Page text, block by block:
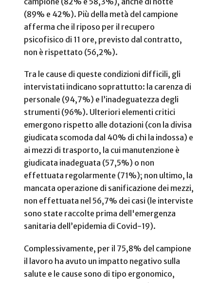
(89% e 42%). Più della metà del campione
afferma che il riposo per il recupero
psicofisico di 11 ore, previsto dal contratto,
non è rispettato (56,2%).
Tra le cause di queste condizioni difficili, gli
intervistati indicano soprattutto: la carenza di
personale (94,7%) e l’inadeguatezza degli
strumenti (96%). Ulteriori elementi critici
emergono rispetto alle dotazioni (con la divisa
giudicata scomoda dal 40% di chi la indossa) e
ai mezzi di trasporto, la cui manutenzione è
giudicata inadeguata (57,5%) o non
effettuata regolarmente (71%); non ultimo, la
mancata operazione di sanificazione dei mezzi,
non effettuata nel 56,7% dei casi (le interviste
sono state raccolte prima dell'emergenza
sanitaria dell’epidemia di Covid-19).
Complessivamente, per il 75,8% del campione
il lavoro ha avuto un impatto negativo sulla
salute e le cause sono di tipo ergonomico,